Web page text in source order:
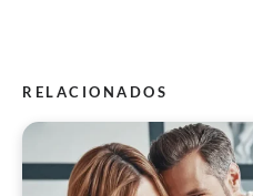
RELACIONADOS